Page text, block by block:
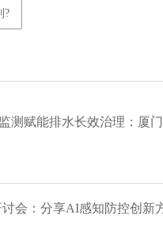
?
测赋能排水长效治理：厦
会：分享AI感知防控创新